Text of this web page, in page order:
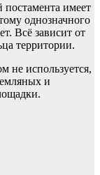
постамента имеет
однозначного
Всё зависит от
территории.
не используется,
и